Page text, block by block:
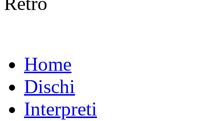
Home
Dischi
Interpreti